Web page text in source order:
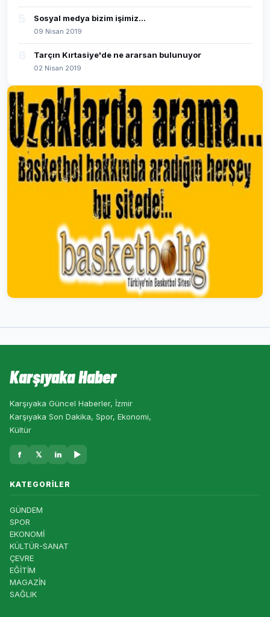
Sosyal medya bizim işimiz...
09 Nisan 2019
Tarçın Kırtasiye'de ne ararsan bulunuyor
02 Nisan 2019
Karşıyaka Haber
Karşıyaka Güncel Haberler, İzmir
Karşıyaka Son Dakika, Spor, Ekonomi,
Kültür
f 𝕏 in ▶
KATEGORILER
GÜNDEM
SPOR
EKONOMİ
KÜLTÜR-SANAT
ÇEVRE
EĞİTİM
MAGAZİN
SAĞLIK